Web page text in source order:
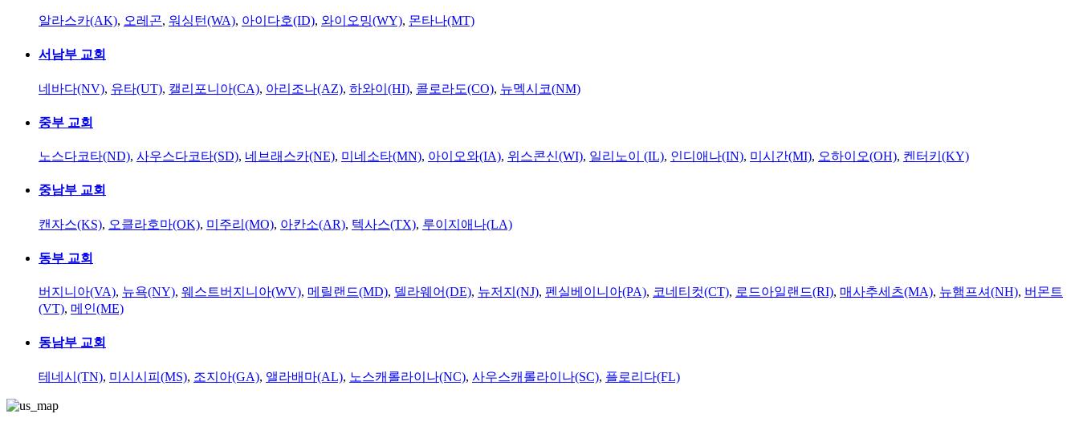
알라스카(AK), 오레곤, 워싱턴(WA), 아이다호(ID), 와이오밍(WY), 몬타나(MT)
서남부 교회
네바다(NV), 유타(UT), 캘리포니아(CA), 아리조나(AZ), 하와이(HI), 콜로라도(CO), 뉴멕시코(NM)
중부 교회
노스다코타(ND), 사우스다코타(SD), 네브래스카(NE), 미네소타(MN), 아이오와(IA), 위스콘신(WI), 일리노이 (IL), 인디애나(IN), 미시간(MI), 오하이오(OH), 켄터키(KY)
중남부 교회
캔자스(KS), 오클라호마(OK), 미주리(MO), 아칸소(AR), 텍사스(TX), 루이지애나(LA)
동부 교회
버지니아(VA), 뉴욕(NY), 웨스트버지니아(WV), 메릴랜드(MD), 델라웨어(DE), 뉴저지(NJ), 펜실베이니아(PA), 코네티컷(CT), 로드아일랜드(RI), 매사추세츠(MA), 뉴햄프셔(NH), 버몬트
(VT), 메인(ME)
동남부 교회
테네시(TN), 미시시피(MS), 조지아(GA), 앨라배마(AL), 노스캐롤라이나(NC), 사우스캐롤라이나(SC), 플로리다(FL)